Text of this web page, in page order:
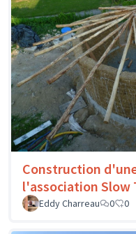
Construction
l'association Slow
Eddy Charreau
0 0